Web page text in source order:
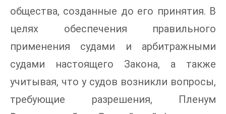
общества, созданные до его принятия. В
целях обеспечения правильного
применения судами и арбитражными
судами настоящего Закона, а также
учитывая, что у судов возникли вопросы,
требующие разрешения, Пленум